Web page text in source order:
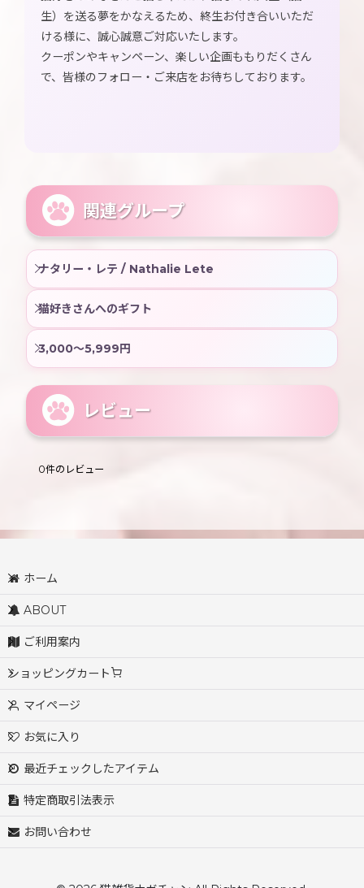
生）を送る夢をかなえるため、終生お付き合いいただ
ける様に、誠心誠意ご対応いたします。
クーポンやキャンペーン、楽しい企画ももりだくさん
で、皆様のフォロー・ご来店をお待ちしております。
関連グループ
ナタリー・レテ / Nathalie Lete
猫好きさんへのギフト
3,000〜5,999円
レビュー
0件のレビュー
ホーム
ABOUT
ご利用案内
ショッピングカート
マイページ
お気に入り
最近チェックしたアイテム
特定商取引法表示
お問い合わせ